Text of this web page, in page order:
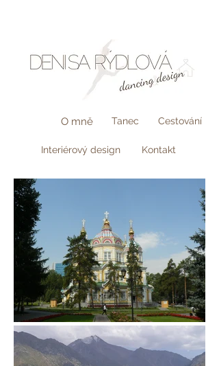
O mně Tanec Cestování
Interiérový design Kontakt